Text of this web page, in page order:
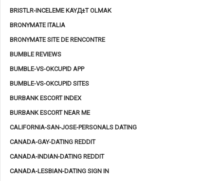
BRISTLR-INCELEME KAYД±T OLMAK
BRONYMATE ITALIA
BRONYMATE SITE DE RENCONTRE
BUMBLE REVIEWS
BUMBLE-VS-OKCUPID APP
BUMBLE-VS-OKCUPID SITES
BURBANK ESCORT INDEX
BURBANK ESCORT NEAR ME
CALIFORNIA-SAN-JOSE-PERSONALS DATING
CANADA-GAY-DATING REDDIT
CANADA-INDIAN-DATING REDDIT
CANADA-LESBIAN-DATING SIGN IN